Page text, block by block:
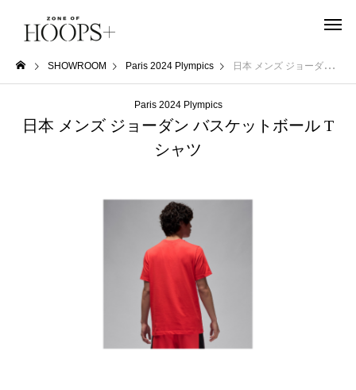
SHOWROOM Paris 2024 Plympics 日本 メンズ ジョーダン バスケットボール Tシャツ
Paris 2024 Plympics
日本 メンズ ジョーダン バスケットボール T
シャツ